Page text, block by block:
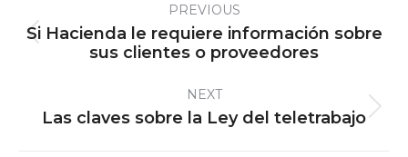
navigationPREVIOUS
Previous
post:
Si Hacienda le requiere información sobre
sus clientes o proveedores
NEXT
Next
Las claves sobre la Ley del teletrabajo